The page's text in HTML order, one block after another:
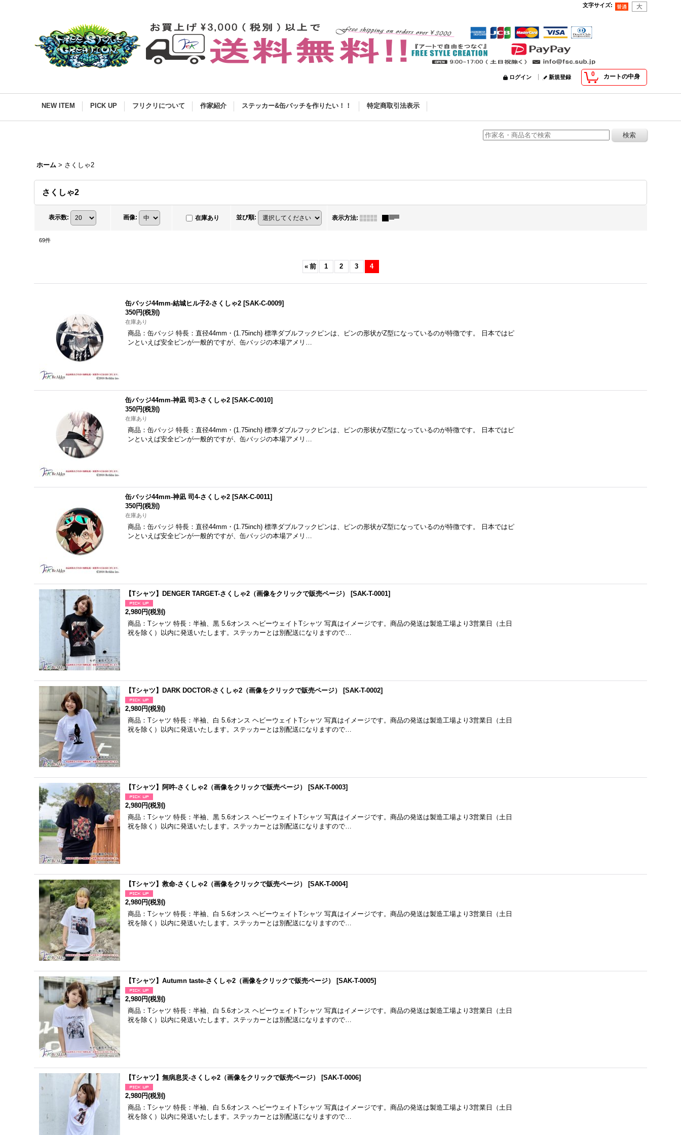
文字サイズ:
0 カートの中身
ログイン 新規登録
NEW ITEM PICK UP フリクリについて 作家紹介 ステッカー&缶バッチを作りたい！！ 特定商取引法表示
ホーム > さくしゃ2
さくしゃ2
表示数: 画像: 在庫あり 並び順: 表示方法:
69件
« 前 1 2 3 4
缶バッジ44mm-結城ヒル子2-さくしゃ2 [SAK-C-0009]
350円(税別)
在庫あり
商品：缶バッジ 特長：直径44mm・(1.75inch) 標準ダブルフックピンは、ピンの形状がZ型になっているのが特徴です。 日本ではピ
ンといえば安全ピンが一般的ですが、缶バッジの本場アメリ…
缶バッジ44mm-神凪 司3-さくしゃ2 [SAK-C-0010]
350円(税別)
在庫あり
商品：缶バッジ 特長：直径44mm・(1.75inch) 標準ダブルフックピンは、ピンの形状がZ型になっているのが特徴です。 日本ではピ
ンといえば安全ピンが一般的ですが、缶バッジの本場アメリ…
缶バッジ44mm-神凪 司4-さくしゃ2 [SAK-C-0011]
350円(税別)
在庫あり
商品：缶バッジ 特長：直径44mm・(1.75inch) 標準ダブルフックピンは、ピンの形状がZ型になっているのが特徴です。 日本ではピ
ンといえば安全ピンが一般的ですが、缶バッジの本場アメリ…
【Tシャツ】DENGER TARGET-さくしゃ2（画像をクリックで販売ページ） [SAK-T-0001]
2,980円(税別)
商品：Tシャツ 特長：半袖、黒 5.6オンス ヘビーウェイトTシャツ 写真はイメージです。商品の発送は製造工場より3営業日（土日
祝を除く）以内に発送いたします。ステッカーとは別配送になりますので…
【Tシャツ】DARK DOCTOR-さくしゃ2（画像をクリックで販売ページ） [SAK-T-0002]
2,980円(税別)
商品：Tシャツ 特長：半袖、白 5.6オンス ヘビーウェイトTシャツ 写真はイメージです。商品の発送は製造工場より3営業日（土日
祝を除く）以内に発送いたします。ステッカーとは別配送になりますので…
【Tシャツ】阿吽-さくしゃ2（画像をクリックで販売ページ） [SAK-T-0003]
2,980円(税別)
商品：Tシャツ 特長：半袖、黒 5.6オンス ヘビーウェイトTシャツ 写真はイメージです。商品の発送は製造工場より3営業日（土日
祝を除く）以内に発送いたします。ステッカーとは別配送になりますので…
【Tシャツ】救命-さくしゃ2（画像をクリックで販売ページ） [SAK-T-0004]
2,980円(税別)
商品：Tシャツ 特長：半袖、白 5.6オンス ヘビーウェイトTシャツ 写真はイメージです。商品の発送は製造工場より3営業日（土日
祝を除く）以内に発送いたします。ステッカーとは別配送になりますので…
【Tシャツ】Autumn taste-さくしゃ2（画像をクリックで販売ページ） [SAK-T-0005]
2,980円(税別)
商品：Tシャツ 特長：半袖、白 5.6オンス ヘビーウェイトTシャツ 写真はイメージです。商品の発送は製造工場より3営業日（土日
祝を除く）以内に発送いたします。ステッカーとは別配送になりますので…
【Tシャツ】無病息災-さくしゃ2（画像をクリックで販売ページ） [SAK-T-0006]
2,980円(税別)
商品：Tシャツ 特長：半袖、白 5.6オンス ヘビーウェイトTシャツ 写真はイメージです。商品の発送は製造工場より3営業日（土日
祝を除く）以内に発送いたします。ステッカーとは別配送になりますので…